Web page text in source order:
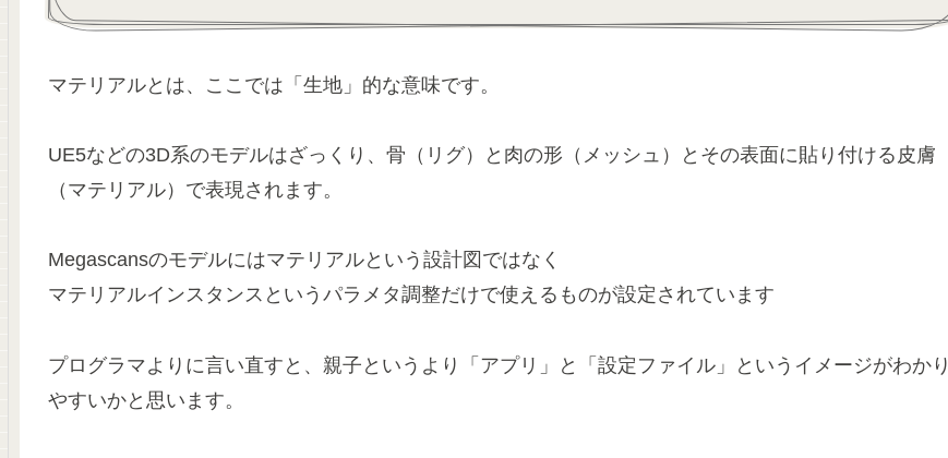
マテリアルとは、ここでは「生地」的な意味です。
UE5などの3D系のモデルはざっくり、骨（リグ）と肉の形（メッシュ）とその表面に貼り付ける皮膚
（マテリアル）で表現されます。
Megascansのモデルにはマテリアルという設計図ではなく
マテリアルインスタンスというパラメタ調整だけで使えるものが設定されています
プログラマよりに言い直すと、親子というより「アプリ」と「設定ファイル」というイメージがわかり
やすいかと思います。